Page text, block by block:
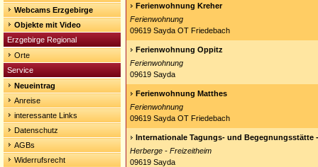
Webcams Erzgebirge
Objekte mit Video
Erzgebirge Regional
Orte
Service
Neueintrag
Anreise
interessante Links
Datenschutz
AGBs
Widerrufsrecht
Ferienwohnung Kreher
Ferienwohnung
09619 Sayda OT Friedebach
Ferienwohnung Oppitz
Ferienwohnung
09619 Sayda
Ferienwohnung Matthes
Ferienwohnung
09619 Sayda OT Friedebach
Internationale Tagungs- und Begegnungsstätte
Herberge - Freizeitheim
09619 Sayda